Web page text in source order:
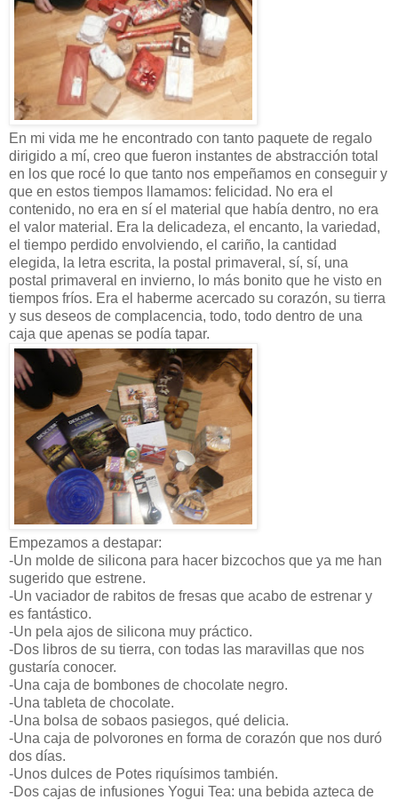
En mi vida me he encontrado con tanto paquete de regalo
dirigido a mí, creo que fueron instantes de abstracción total
en los que rocé lo que tanto nos empeñamos en conseguir y
que en estos tiempos llamamos: felicidad. No era el
contenido, no era en sí el material que había dentro, no era
el valor material. Era la delicadeza, el encanto, la variedad,
el tiempo perdido envolviendo, el cariño, la cantidad
elegida, la letra escrita, la postal primaveral, sí, sí, una
postal primaveral en invierno, lo más bonito que he visto en
tiempos fríos. Era el haberme acercado su corazón, su tierra
y sus deseos de complacencia, todo, todo dentro de una
caja que apenas se podía tapar.
Empezamos a destapar:
-Un molde de silicona para hacer bizcochos que ya me han
sugerido que estrene.
-Un vaciador de rabitos de fresas que acabo de estrenar y
es fantástico.
-Un pela ajos de silicona muy práctico.
-Dos libros de su tierra, con todas las maravillas que nos
gustaría conocer.
-Una caja de bombones de chocolate negro.
-Una tableta de chocolate.
-Una bolsa de sobaos pasiegos, qué delicia.
-Una caja de polvorones en forma de corazón que nos duró
dos días.
-Unos dulces de Potes riquísimos también.
-Dos cajas de infusiones Yogui Tea: una bebida azteca de